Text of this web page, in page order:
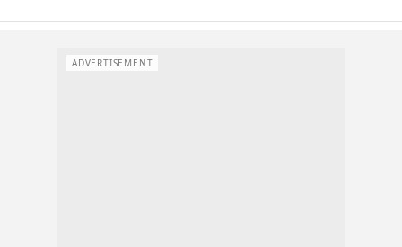
ADVERTISEMENT